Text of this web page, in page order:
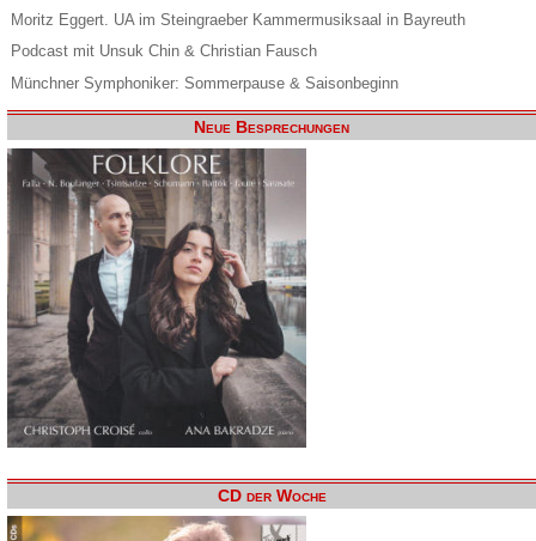
Moritz Eggert. UA im Steingraeber Kammermusiksaal in Bayreuth
Podcast mit Unsuk Chin & Christian Fausch
Münchner Symphoniker: Sommerpause & Saisonbeginn
Neue Besprechungen
CD der Woche